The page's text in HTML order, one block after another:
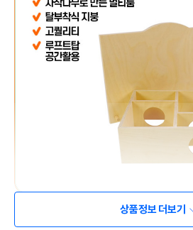
상품정보 더보기